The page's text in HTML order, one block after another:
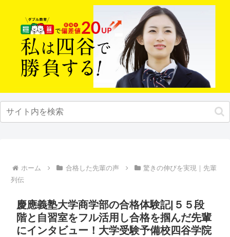
ホーム 合格した先輩の声
驚きの伸びを実現｜先輩
列伝
慶應義塾大学商学部の合格体験記|５５段
階と自習室をフル活用し合格を掴んだ先輩
にインタビュー！大学受験予備校四谷学院